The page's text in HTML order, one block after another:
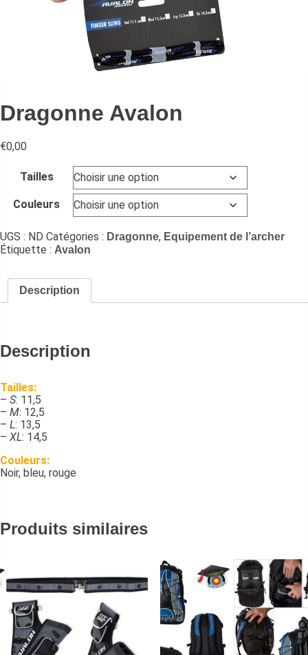
Dragonne Avalon
€0,00
Tailles
Couleurs
UGS : ND Catégories : Dragonne, Equipement de l’archer
Étiquette : Avalon
Description
Description
Tailles:
– S: 11,5
– M: 12,5
– L: 13,5
– XL: 14,5
Couleurs:
Noir, bleu, rouge
Produits similaires